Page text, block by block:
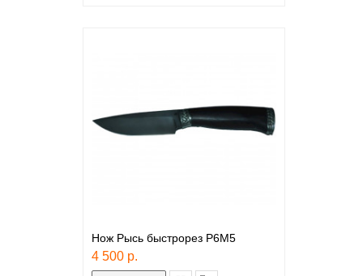
Нож Рысь быстрорез Р6М5
4 500 р.